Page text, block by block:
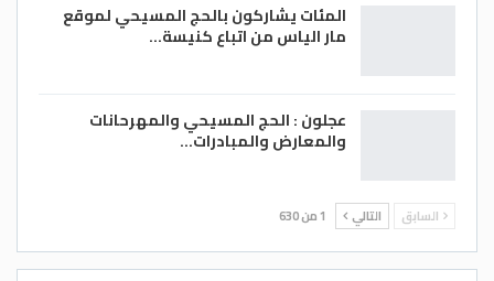
المئات يشاركون بالحج المسيحي لموقع
مار الياس من اتباع كنيسة…
عجلون : الحج المسيحي والمهرحانات
والمعارض والمبادرات…
السابق التالي 1 من 630